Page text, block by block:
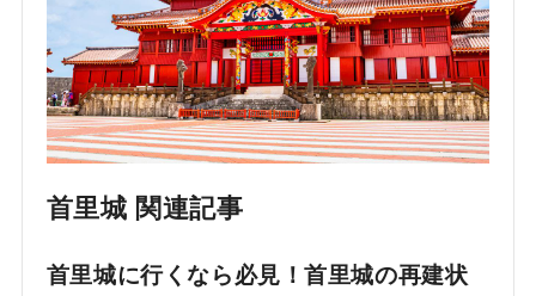
首里城 関連記事
首里城に行くなら必見！首里城の再建状